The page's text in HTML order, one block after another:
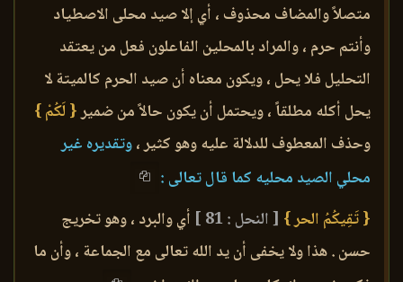
متصلاً والمضاف محذوف ، أي إلا صيد محلى الاصطياد
وأنتم حرم ، والمراد بالمحلين الفاعلون فعل من يعتقد
التحليل فلا يحل ، ويكون معناه أن صيد الحرم كالميتة لا
يحل أكله مطلقاً ، ويحتمل أن يكون حالاً من ضمير{ لَكُمْ }
وحذف المعطوف للدلالة عليه وهو كثير ،وتقديره غير
محلي الصيد محليه كما قال تعالى :
{ تَقِيكُمُ الحر } [ النحل : 81 ]
أي والبرد ، وهو تخريج
حسن . هذا ولا يخفى أن يد الله تعالى مع الجماعة ، وأن ما